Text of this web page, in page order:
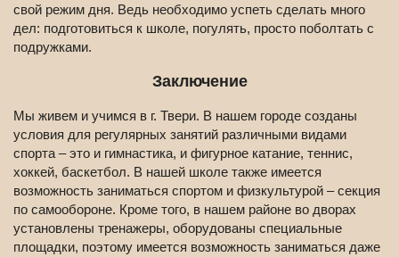
свой режим дня. Ведь необходимо успеть сделать много
дел: подготовиться к школе, погулять, просто поболтать с
подружками.
Заключение
Мы живем и учимся в г. Твери. В нашем городе созданы
условия для регулярных занятий различными видами
спорта – это и гимнастика, и фигурное катание, теннис,
хоккей, баскетбол. В нашей школе также имеется
возможность заниматься спортом и физкультурой – секция
по самообороне. Кроме того, в нашем районе во дворах
установлены тренажеры, оборудованы специальные
площадки, поэтому имеется возможность заниматься даже